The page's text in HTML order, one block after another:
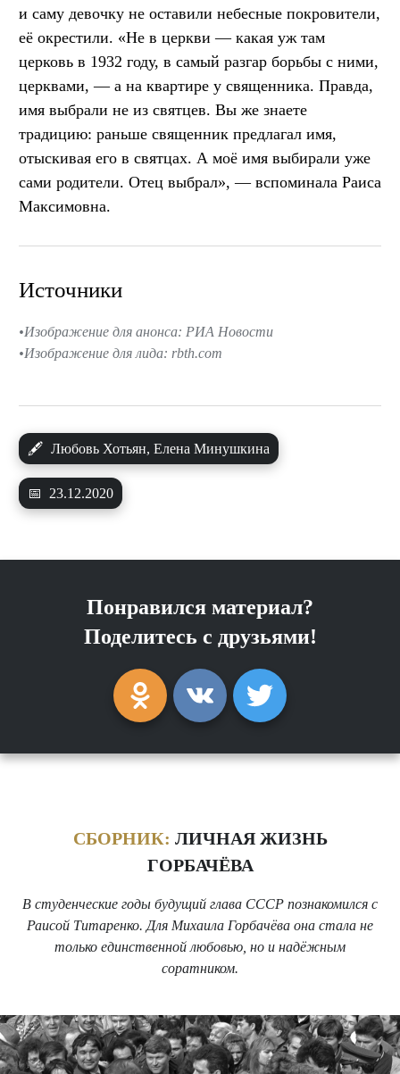
и саму девочку не оставили небесные покровители,
её окрестили. «Не в церкви — какая уж там
церковь в 1932 году, в самый разгар борьбы с ними,
церквами, — а на квартире у священника. Правда,
имя выбрали не из святцев. Вы же знаете
традицию: раньше священник предлагал имя,
отыскивая его в святцах. А моё имя выбирали уже
сами родители. Отец выбрал», — вспоминала Раиса
Максимовна.
🖋 Любовь Хотьян, Елена Минушкина
📅 23.12.2020
Источники
Изображение для анонса: РИА Новости
Изображение для лида: rbth.com
Понравился материал?
Поделитесь с друзьями!
СБОРНИК: ЛИЧНАЯ ЖИЗНЬ
ГОРБАЧЁВА
В студенческие годы будущий глава СССР познакомился с
Раисой Титаренко. Для Михаила Горбачёва она стала не
только единственной любовью, но и надёжным
соратником.